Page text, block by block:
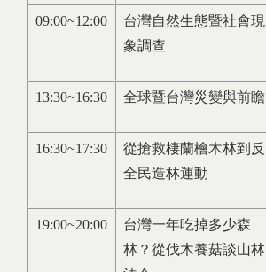
09:00~12:00
台灣自然生態暨社會現
象調查
13:30~16:30 全球暨台灣災變與前瞻
16:30~17:30
從搶救棲蘭檜木林到反
全民造林運動
19:00~20:00
台灣一年吃掉多少森
林？從伐木養菇談山林